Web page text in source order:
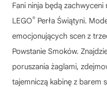
Fani ninja będą
LEGO® Perła Świątyni.
emocjonujących scen z
Powstanie Smoków.
poruszania żaglami,
tajemniczą kabinę z barem